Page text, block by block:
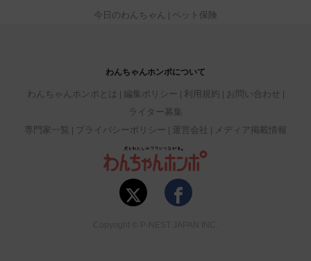
今日のわんちゃん ペット保険
わんちゃんホンポについて
わんちゃんホンポとは 編集ポリシー 利用規約
お問い合わせ
ライター募集
専門家一覧
プライバシーポリシー 運営会社 メディア掲載情報